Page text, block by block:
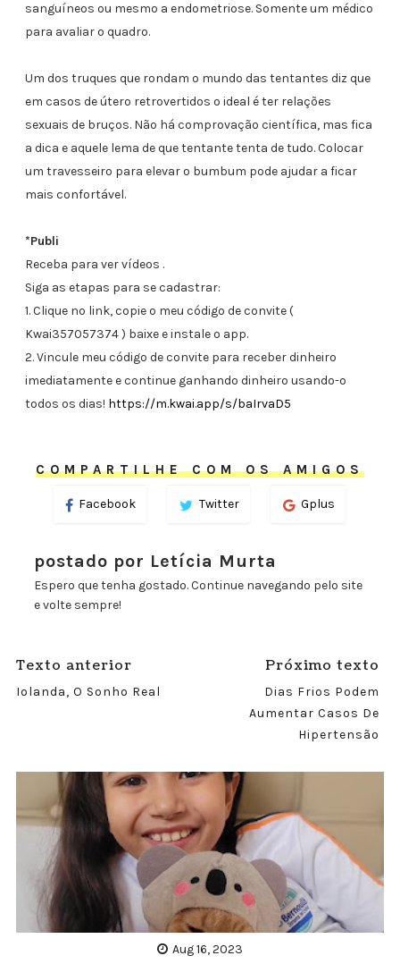
sanguíneos ou mesmo a endometriose. Somente um médico
para avaliar o quadro.
Um dos truques que rondam o mundo das tentantes diz que
em casos de útero retrovertidos o ideal é ter relações
sexuais de bruços. Não há comprovação científica, mas fica
a dica e aquele lema de que tentante tenta de tudo. Colocar
um travesseiro para elevar o bumbum pode ajudar a ficar
mais confortável.
*Publi
Receba para ver vídeos .
Siga as etapas para se cadastrar:
1. Clique no link, copie o meu código de convite (
Kwai357057374 ) baixe e instale o app.
2. Vincule meu código de convite para receber dinheiro
imediatamente e continue ganhando dinheiro usando-o
todos os dias! https://m.kwai.app/s/baIrvaD5
COMPARTILHE COM OS AMIGOS
Facebook Twitter Gplus
postado por Letícia Murta
Espero que tenha gostado. Continue navegando pelo site
e volte sempre!
Texto anterior
Iolanda, O Sonho Real
Próximo texto
Dias Frios Podem
Aumentar Casos De
Hipertensão
Aug 16, 2023